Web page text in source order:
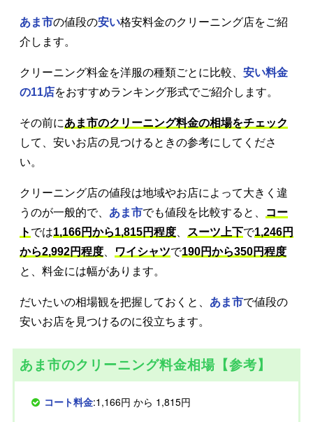
あま市の値段の安い格安料金のクリーニング店をご紹
介します。
クリーニング料金を洋服の種類ごとに比較、 安い料金
の11店をおすすめランキング形式でご紹介します。
その前にあま市のクリーニング料金の相場をチェック
して、安いお店の見つけるときの参考にしてくださ
い。
クリーニング店の値段は地域やお店によって大きく違
うのが一般的で、 あま市でも値段を比較すると、
コー
ト では1,166円から1,815円程度 スーツ上下で1,246円
から2,992円程度
ワイシャツで190円から350円程度
と、料金には幅があります。
だいたいの相場観を把握しておくと、 あま市で値段の
安いお店を見つけるのに役立ちます。
あま市のクリーニング料金相場【参考】
コート料金:1,166円 から 1,815円